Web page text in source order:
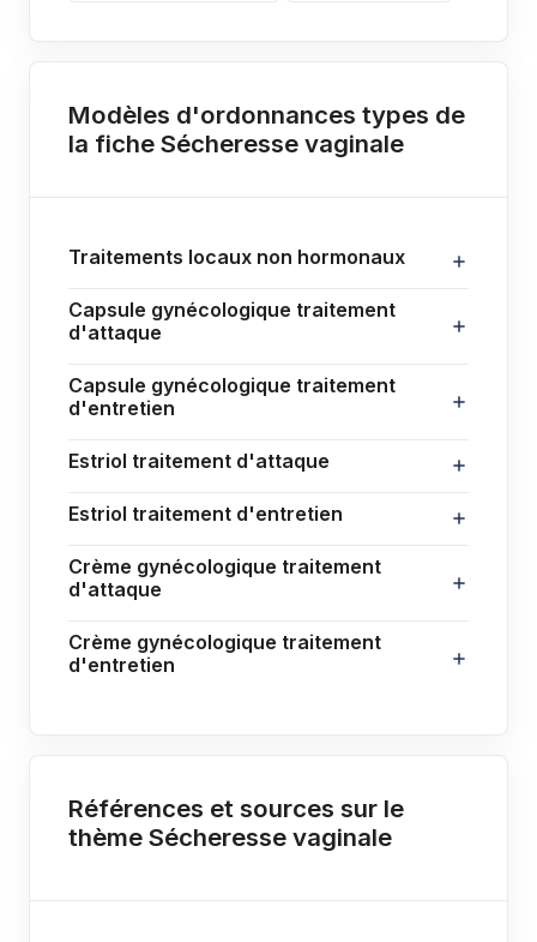
Modèles d'ordonnances types de
la fiche Sécheresse vaginale
Traitements locaux non hormonaux
Capsule gynécologique traitement
d'attaque
Capsule gynécologique traitement
d'entretien
Estriol traitement d'attaque
Estriol traitement d'entretien
Crème gynécologique traitement
d'attaque
Crème gynécologique traitement
d'entretien
Références et sources sur le
thème Sécheresse vaginale